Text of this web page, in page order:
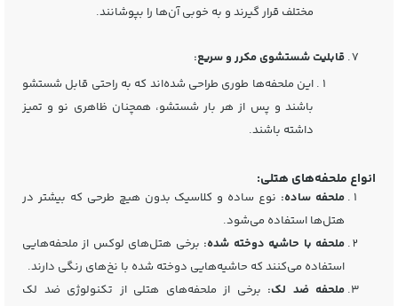
مختلف قرار گیرند و به خوبی آن‌ها را بپوشانند.
قابلیت شستشوی مکرر و سریع:
این ملحفه‌ها طوری طراحی شده‌اند که به راحتی قابل شستشو
باشند و پس از هر بار شستشو، همچنان ظاهری نو و تمیز
داشته باشند.
انواع ملحفه‌های هتلی:
ملحفه ساده: نوع ساده و کلاسیک بدون هیچ طرحی که بیشتر در
هتل‌ها استفاده می‌شود.
ملحفه با حاشیه دوخته شده: برخی هتل‌های لوکس از ملحفه‌هایی
استفاده می‌کنند که حاشیه‌هایی دوخته شده با نخ‌های رنگی دارند.
ملحفه ضد لک: برخی از ملحفه‌های هتلی از تکنولوژی ضد لک